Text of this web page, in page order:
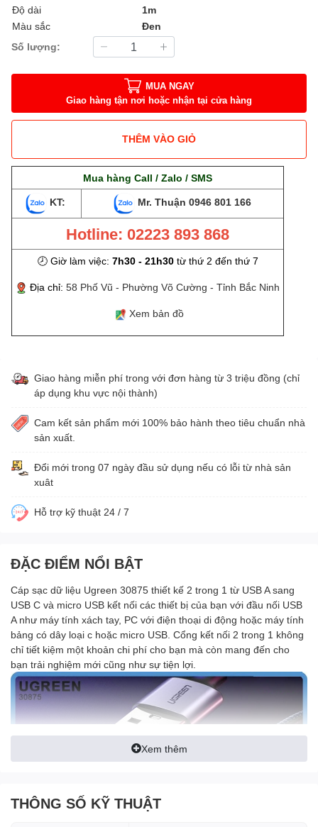
Độ dài
1m
Màu sắc
Đen
Số lượng:
MUA NGAY
Giao hàng tận nơi hoặc nhận tại cửa hàng
THÊM VÀO GIỎ
Mua hàng Call / Zalo / SMS
KT: Mr. Thuận 0946 801 166
Hotline: 02223 893 868
🕗 Giờ làm việc: 7h30 - 21h30từ thứ 2 đến thứ 7
Địa chỉ: 58 Phố Vũ - Phường Võ Cường - Tỉnh Bắc Ninh
Xem bản đồ
Giao hàng miễn phí trong với đơn hàng từ 3 triệu đồng (chỉ
áp dụng khu vực nội thành)
Cam kết sản phẩm mới 100% bảo hành theo tiêu chuẩn nhà
sản xuất.
Đổi mới trong 07 ngày đầu sử dụng nếu có lỗi từ nhà sản
xuât
Hỗ trợ kỹ thuật 24 / 7
ĐẶC ĐIỂM NỔI BẬT
Cáp sạc dữ liệu Ugreen 30875 thiết kế 2 trong 1 từ USB A sang
USB C và micro USB kết nối các thiết bị của bạn với đầu nối USB
A như máy tính xách tay, PC với điện thoại di động hoặc máy tính
bảng có dây loại c hoặc micro USB. Cổng kết nối 2 trong 1 không
chỉ tiết kiệm một khoản chi phí cho bạn mà còn mang đến cho
bạn trải nghiệm mới cũng như sự tiện lợi.
Xem thêm
THÔNG SỐ KỸ THUẬT